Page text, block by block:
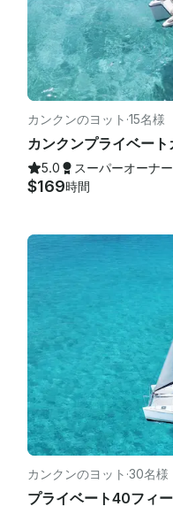
カンクンのヨット ·15名様
5.0 スーパーオーナー
$169時間
カンクンのヨット ·30名様